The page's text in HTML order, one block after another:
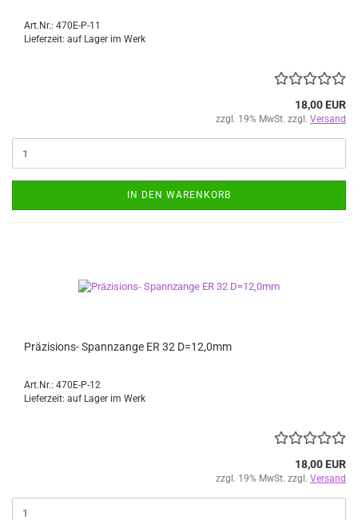
Art.Nr.: 470E-P-11
Lieferzeit: auf Lager im Werk
18,00 EUR
zzgl. 19% MwSt. zzgl. Versand
IN DEN WARENKORB
Präzisions- Spannzange ER 32 D=12,0mm
Art.Nr.: 470E-P-12
Lieferzeit: auf Lager im Werk
18,00 EUR
zzgl. 19% MwSt. zzgl. Versand